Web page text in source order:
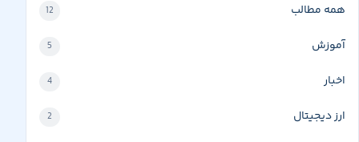
همه مطالب 12
آموزش 5
اخبار 4
ارز دیجیتال 2